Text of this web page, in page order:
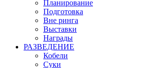
Планирование
Подготовка
Вне ринга
Выставки
Награды
РАЗВЕДЕНИЕ
Кобели
Суки